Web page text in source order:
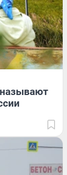
называют